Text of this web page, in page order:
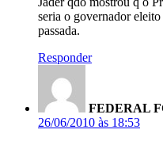
seria o governador
passada.
Responder
FEDERAL
26/06/2010 às 18:53